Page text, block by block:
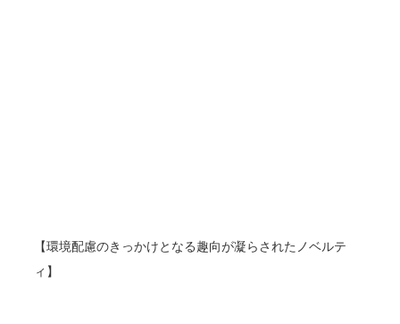
【環境配慮のきっかけとなる趣向が凝らされたノベルテ
ィ】